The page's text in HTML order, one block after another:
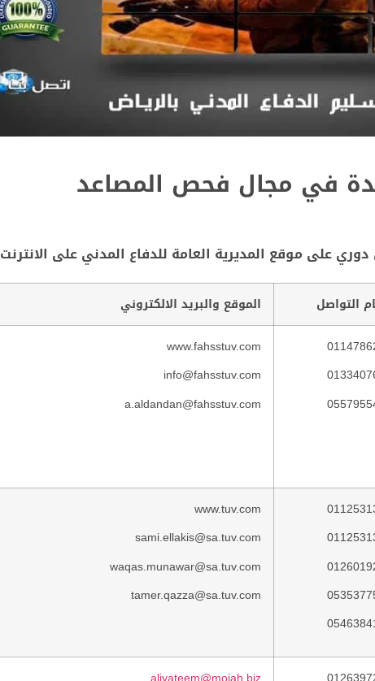
في مجال فحص المصاعد
على موقع المديرية العامة للدفاع المدني على الانترنت
التواصل
الموقع والبريد الالكتروني
www.fahsstuv.com
info@fahsstuv.com
a.aldandan@fahsstuv.com
www.tuv.com
sami.ellakis@sa.tuv.com
waqas.munawar@sa.tuv.com
tamer.qazza@sa.tuv.com